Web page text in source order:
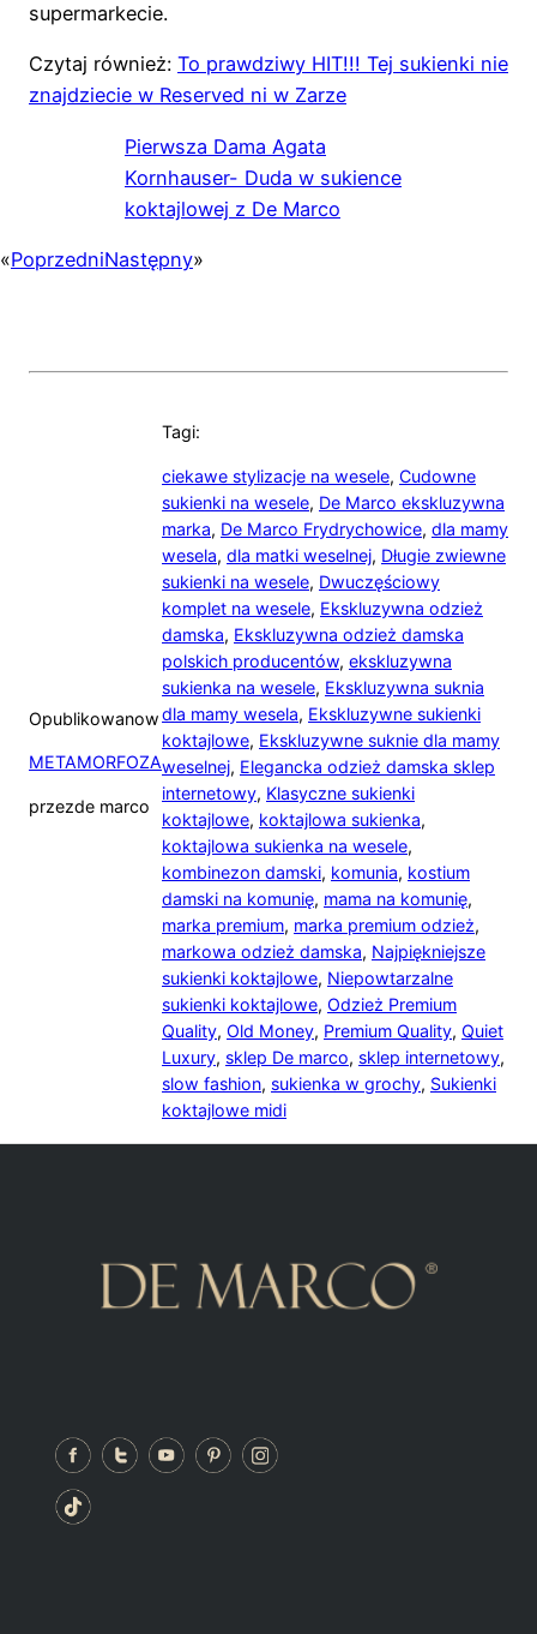
supermarkecie.
Czytaj również: To prawdziwy HIT!!! Tej sukienki nie
znajdziecie w Reserved ni w Zarze
Pierwsza Dama Agata
Kornhauser- Duda w sukience
koktajlowej z De Marco
«PoprzedniNastępny»
Opublikowanow
METAMORFOZA
przezde marco
Tagi:
ciekawe stylizacje na wesele, Cudowne
sukienki na wesele, De Marco ekskluzywna
marka, De Marco Frydrychowice, dla mamy
wesela, dla matki weselnej, Długie zwiewne
sukienki na wesele, Dwuczęściowy
komplet na wesele, Ekskluzywna odzież
damska, Ekskluzywna odzież damska
polskich producentów, ekskluzywna
sukienka na wesele, Ekskluzywna suknia
dla mamy wesela, Ekskluzywne sukienki
koktajlowe, Ekskluzywne suknie dla mamy
weselnej, Elegancka odzież damska sklep
internetowy, Klasyczne sukienki
koktajlowe, koktajlowa sukienka,
koktajlowa sukienka na wesele,
kombinezon damski, komunia, kostium
damski na komunię, mama na komunię,
marka premium, marka premium odzież,
markowa odzież damska, Najpiękniejsze
sukienki koktajlowe, Niepowtarzalne
sukienki koktajlowe, Odzież Premium
Quality, Old Money, Premium Quality, Quiet
Luxury, sklep De marco, sklep internetowy,
slow fashion, sukienka w grochy, Sukienki
koktajlowe midi